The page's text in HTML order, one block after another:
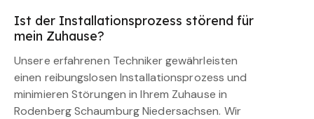
Ist der Installationsprozess störend für
mein Zuhause?
Unsere erfahrenen Techniker gewährleisten
einen reibungslosen Installationsprozess und
minimieren Störungen in Ihrem Zuhause in
Rodenberg Schaumburg Niedersachsen. Wir